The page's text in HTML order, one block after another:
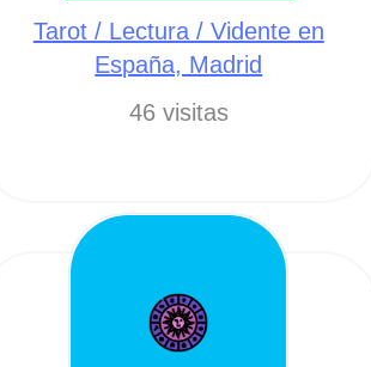
Tarot / Lectura / Vidente en
España, Madrid
46 visitas